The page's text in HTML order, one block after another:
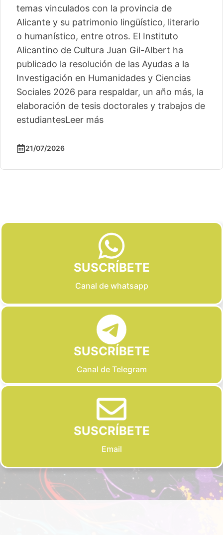
temas vinculados con la provincia de
Alicante y su patrimonio lingüístico, literario
o humanístico, entre otros. El Instituto
Alicantino de Cultura Juan Gil-Albert ha
publicado la resolución de las Ayudas a la
Investigación en Humanidades y Ciencias
Sociales 2026 para respaldar, un año más, la
elaboración de tesis doctorales y trabajos de
estudiantesLeer más
21/07/2026
SUSCRÍBETE
Canal de whatsapp
SUSCRÍBETE
Canal de Telegram
SUSCRÍBETE
Email